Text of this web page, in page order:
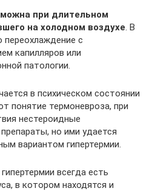
при длительном
на холодном воздухе . В
переохлаждение с
капилляров или
патологии.
в психическом состоянии
понятие термоневроза, при
нестероидные
но ими удается
вариантом гипертермии.
всегда есть
в котором находятся и